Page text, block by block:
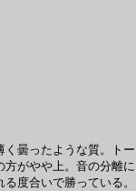
曇ったような質。ト
がやや上。音の分離
度合いで勝ってい